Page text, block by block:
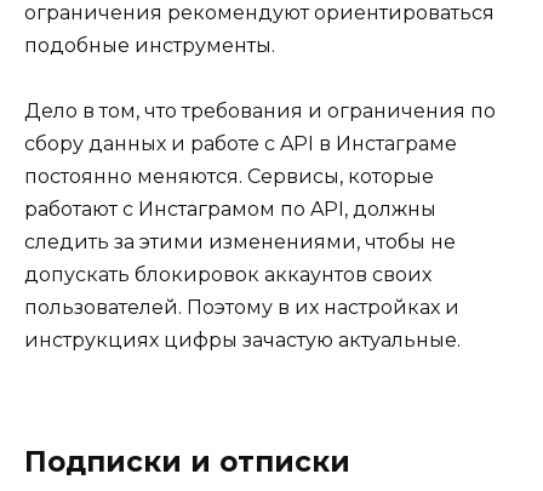
ограничения рекомендуют ориентироваться
подобные инструменты.
Дело в том, что требования и ограничения по
сбору данных и работе с API в Инстаграме
постоянно меняются. Сервисы, которые
работают с Инстаграмом по API, должны
следить за этими изменениями, чтобы не
допускать блокировок аккаунтов своих
пользователей. Поэтому в их настройках и
инструкциях цифры зачастую актуальные.
Подписки и отписки